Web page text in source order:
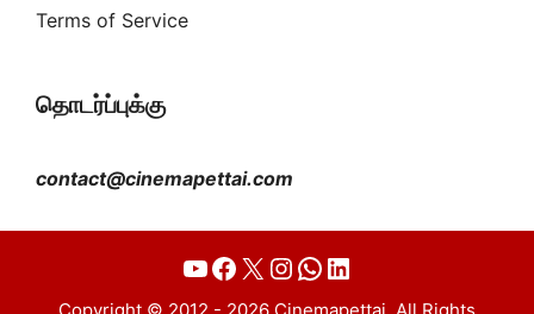
Terms of Service
தொடர்ப்புக்கு
contact@cinemapettai.com
YouTube
Facebook
X Instagram
WhatsApp
LinkedIn